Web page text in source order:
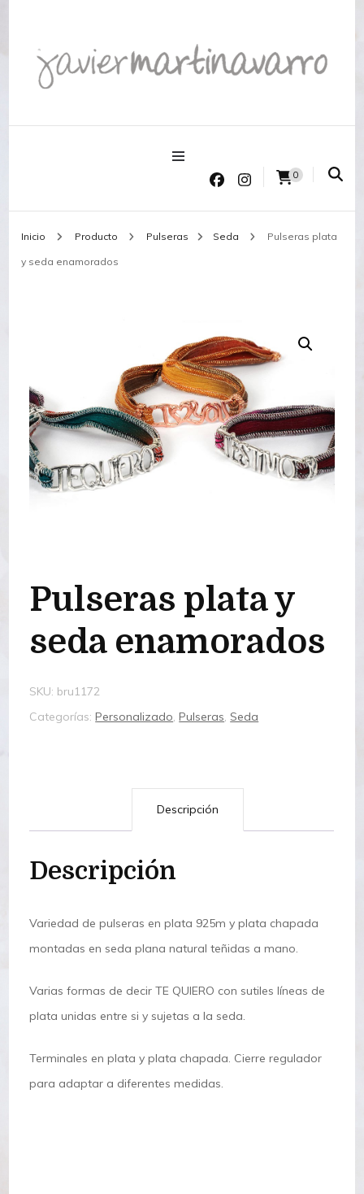
Joyería Javier Martinavarro
0
Inicio Producto Pulseras Seda Pulseras plata
y seda enamorados
Pulseras plata y
seda enamorados
SKU: bru1172
Categorías:Personalizado,Pulseras,Seda
Descripción
Descripción
Variedad de pulseras en plata 925m y plata chapada
montadas en seda plana natural teñidas a mano.
Varias formas de decir TE QUIERO con sutiles líneas de
plata unidas entre si y sujetas a la seda.
Terminales en plata y plata chapada. Cierre regulador
para adaptar a diferentes medidas.